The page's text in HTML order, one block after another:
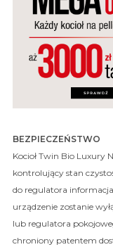
BEZPIECZEŃSTWO
Kocioł Twin Bio Luxury
kontrolujący stan
do regulatora
urządzenie zostanie
lub regulatora
chroniony patentem